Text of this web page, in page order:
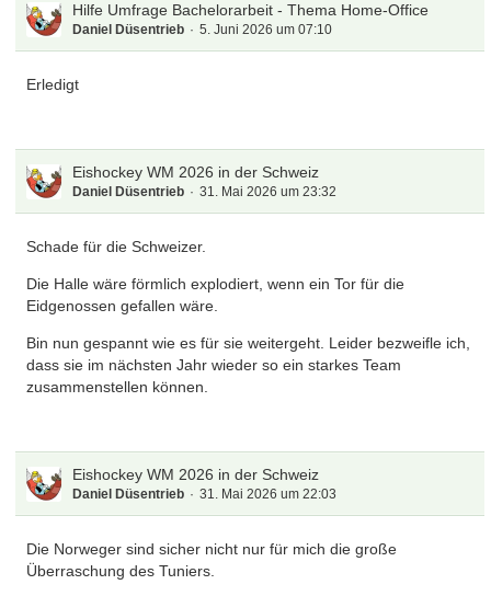
Hilfe Umfrage Bachelorarbeit - Thema Home-Office
Daniel Düsentrieb 5. Juni 2026 um 07:10
Erledigt
Eishockey WM 2026 in der Schweiz
Daniel Düsentrieb 31. Mai 2026 um 23:32
Schade für die Schweizer.
Die Halle wäre förmlich explodiert, wenn ein Tor für die
Eidgenossen gefallen wäre.
Bin nun gespannt wie es für sie weitergeht. Leider bezweifle ich,
dass sie im nächsten Jahr wieder so ein starkes Team
zusammenstellen können.
Eishockey WM 2026 in der Schweiz
Daniel Düsentrieb 31. Mai 2026 um 22:03
Die Norweger sind sicher nicht nur für mich die große
Überraschung des Tuniers.